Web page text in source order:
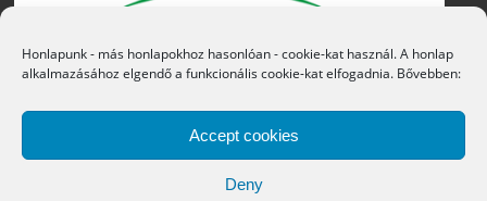
Honlapunk - más honlapokhoz hasonlóan - cookie-kat használ. A honlap
alkalmazásához elgendő a funkcionális cookie-kat elfogadnia. Bővebben:
Accept cookies
Deny